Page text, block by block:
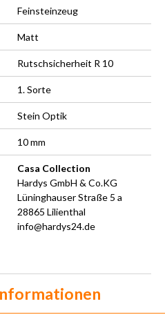
Feinsteinzeug
Matt
Rutschsicherheit R 10
1. Sorte
Stein Optik
10 mm
Casa Collection
Hardys GmbH & Co.KG
Lüninghauser Straße 5 a
28865 Lilienthal
info@hardys24.de